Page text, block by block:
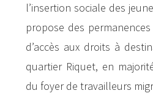
l’insertion sociale des
propose des
d’accès aux droits à
quartier Riquet, en
du foyer de travailleurs